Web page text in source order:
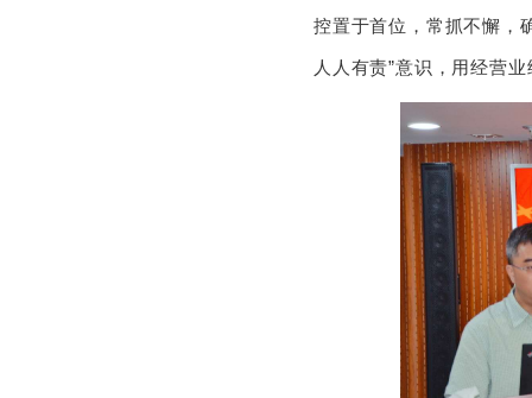
控置于首位，常抓不懈，
人人有责”意识，用经营